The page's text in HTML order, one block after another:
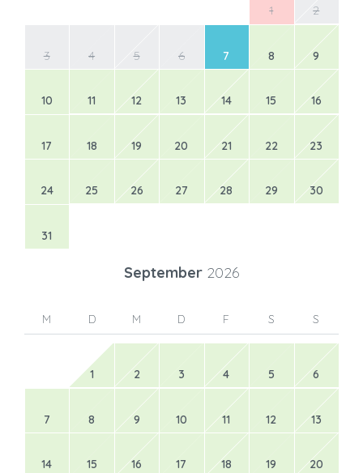
1 2
3 4 5 6 7 8 9
10 11 12 13 14 15 16
17 18 19 20 21 22 23
24 25 26 27 28 29 30
31
September 2026
M D M D F S S
1 2 3 4 5 6
7 8 9 10 11 12 13
14 15 16 17 18 19 20